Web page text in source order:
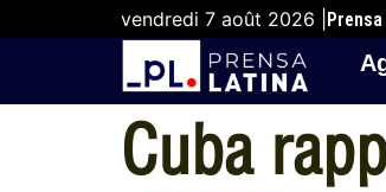
vendredi 7 août 2026 |
Cuba